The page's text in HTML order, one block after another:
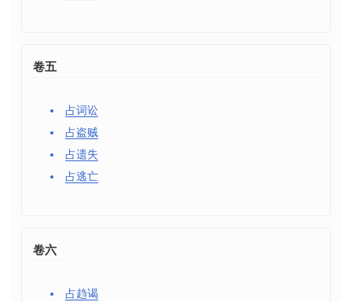
卷五
占词讼
占盗贼
占遗失
占逃亡
卷六
占趋谒